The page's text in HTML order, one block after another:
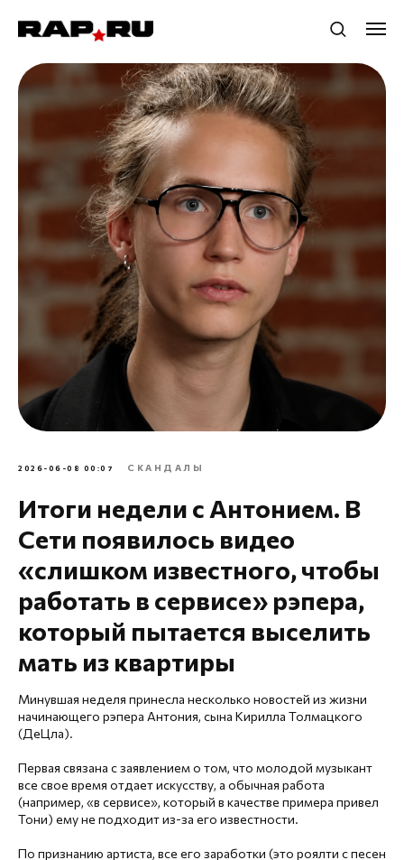
2026-06-08 00:07 СКАНДАЛЫ
Итоги недели с Антонием. В
Сети появилось видео
«слишком известного, чтобы
работать в сервисе» рэпера,
который пытается выселить
мать из квартиры
Минувшая неделя принесла несколько новостей из жизни
начинающего рэпера Антония, сына Кирилла Толмацкого
(ДеЦла).
Первая связана с заявлением о том, что молодой музыкант
все свое время отдает искусству, а обычная работа
(например, «в сервисе», который в качестве примера привел
Тони) ему не подходит из-за его известности.
По признанию артиста, все его заработки (это роялти с песен